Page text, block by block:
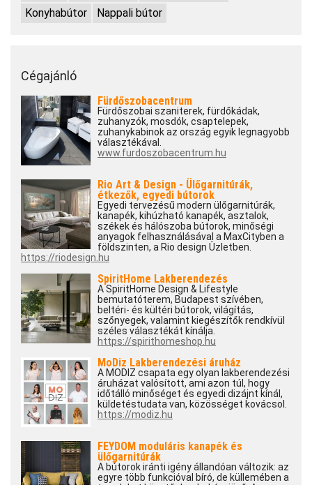
Konyhabútor
Nappali bútor
Cégajánló
Fürdőszobacentrum
Fürdőszobai szaniterek, fürdőkádak,
zuhanyzók, mosdók, csaptelepek,
zuhanykabinok az ország egyik legnagyobb
választékával.
www.furdoszobacentrum.hu
Rio Art & Design - Ülőgarnitúrák,
étkezők, egyedi bútorok
Egyedi tervezésű modern ülőgarnitúrák,
kanapék, kihúzható kanapék, asztalok,
székek és hálószoba bútorok, minőségi
anyagok felhasználásával a MaxCityben a
földszinten, a Rio design Üzletben.
https://riodesign.hu
SpiritHome Lakberendezés
A SpiritHome Design & Lifestyle
bemutatóterem, Budapest szívében,
beltéri- és kültéri bútorok, világítás,
szőnyegek, valamint kiegészítők rendkívül
széles választékát kínálja.
https://spirithomeshop.hu
MoDiz Lakberendezési áruház
A MODIZ csapata egy olyan lakberendezési
áruházat valósított, ami azon túl, hogy
időtálló minőséget és egyedi dizájnt kínál,
küldetéstudata van, közösséget kovácsol.
https://modiz.hu
FEYDOM moduláris kanapék és
ülőgarnitúrák
A bútorok iránti igény állandóan változik: az
egyre több funkcióval bíró, de küllemében a